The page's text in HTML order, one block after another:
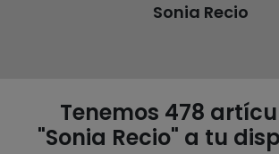
Sonia Recio
Tenemos 478
"Sonia Recio" a tu